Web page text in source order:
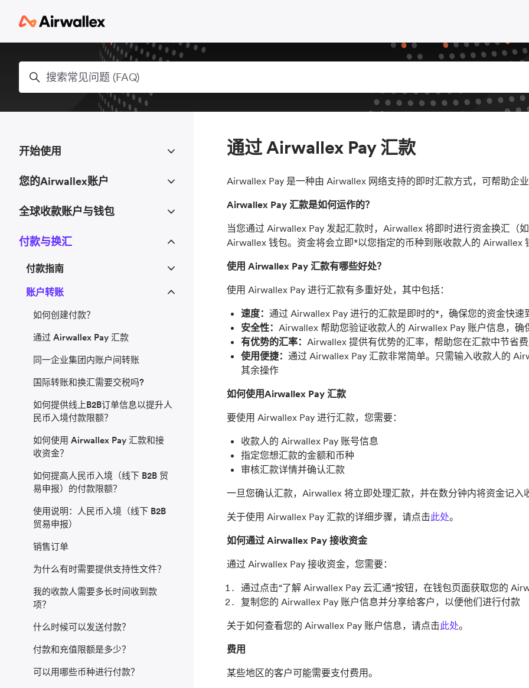
搜索
通过 Airwallex Pay 汇款
Airwallex Pay 是一种由 Airwallex 网络支持的即时汇款方式，可帮助企
Airwallex Pay 汇款是如何运作的？
当您通过 Airwallex Pay 发起汇款时，Airwallex 将即时进行资金换汇（
Airwallex 钱包。资金将会立即*以您指定的币种到账收款人的 Airwallex
使用 Airwallex Pay 汇款有哪些好处？
使用 Airwallex Pay 进行汇款有多重好处，其中包括：
速度： 通过 Airwallex Pay 进行的汇款是即时的*，确保您的资金快速
安全性： Airwallex 帮助您验证收款人的 Airwallex Pay 账户信息，
有优势的汇率： Airwallex 提供有优势的汇率，帮助您在汇款中节省费
使用便捷： 通过 Airwallex Pay 汇款非常简单。只需输入收款人的
其余操作
如何使用Airwallex Pay 汇款
要使用 Airwallex Pay 进行汇款，您需要：
收款人的 Airwallex Pay 账号信息
指定您想汇款的金额和币种
审核汇款详情并确认汇款
一旦您确认汇款，Airwallex 将立即处理汇款，并在数分钟内将资金记入
关于使用 Airwallex Pay 汇款的详细步骤，请点击此处。
如何通过 Airwallex Pay 接收资金
通过 Airwallex Pay 接收资金，您需要：
通过点击“了解 Airwallex Pay 云汇通”按钮，在钱包页面获取您的
复制您的 Airwallex Pay 账户信息并分享给客户，以便他们进行付款
关于如何查看您的 Airwallex Pay 账户信息，请点击此处。
费用
某些地区的客户可能需要支付费用。
开始使用
您的Airwallex账户
全球收款账户与钱包
付款与换汇
付款指南
账户转账
如何创建付款？
通过 Airwallex Pay 汇款
同一企业集团内账户间转账
国际转账和换汇需要交税吗?
如何提供线上B2B订单信息以提升人
民币入境付款限额？
如何使用 Airwallex Pay 汇款和接
收资金？
如何提高人民币入境（线下 B2B 贸
易申报）的付款限额？
使用说明：人民币入境（线下 B2B
贸易申报）
销售订单
为什么有时需要提供支持性文件？
我的收款人需要多长时间收到款
项？
什么时候可以发送付款？
付款和充值限额是多少？
可以用哪些币种进行付款？